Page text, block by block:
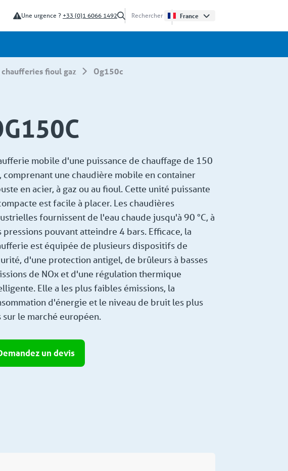
Une urgence ? +33 (0)1 6066 1492 France
chaufferies fioul gaz og150c
mobile d'une puissance de chauffage de 150
comprenant une chaudière mobile en container
en acier, à gaz ou au fioul. Cette unité puissante
est facile à placer. Les chaudières
fournissent de l'eau chaude jusqu'à 90 °C, à
pressions pouvant atteindre 4 bars. Efficace, la
est équipée de plusieurs dispositifs de
d'une protection antigel, de brûleurs à basses
de NOx et d'une régulation thermique
Elle a les plus faibles émissions, la
d'énergie et le niveau de bruit les plus
sur le marché européen.
un devis